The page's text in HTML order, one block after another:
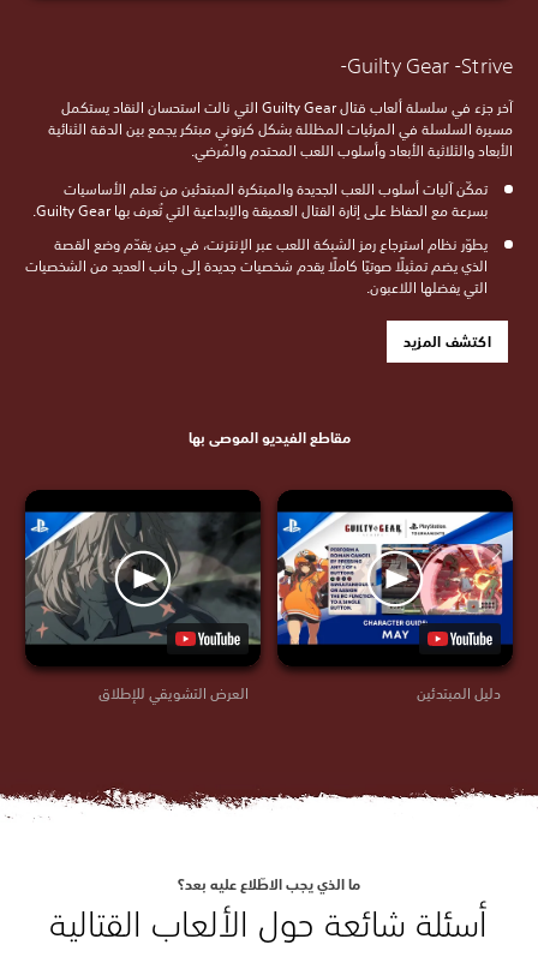
Guilty Gear -Strive-
آخر جزء في سلسلة ألعاب قتال Guilty Gear التي نالت استحسان النقاد يستكمل
مسيرة السلسلة في المرئيات المظللة بشكل كرتوني مبتكر يجمع بين الدقة الثنائية
الأبعاد والثلاثية الأبعاد وأسلوب اللعب المحتدم والمُرضي.
تمكّن آليات أسلوب اللعب الجديدة والمبتكرة المبتدئين من تعلم الأساسيات
بسرعة مع الحفاظ على إثارة القتال العميقة والإبداعية التي تُعرف بها Guilty Gear.
يطوّر نظام استرجاع رمز الشبكة اللعب عبر الإنترنت، في حين يقدّم وضع القصة
الذي يضم تمثيلًا صوتيًا كاملًا يقدم شخصيات جديدة إلى جانب العديد من الشخصيات
التي يفضلها اللاعبون.
اكتشف المزيد
مقاطع الفيديو الموصى بها
العرض التشويقي للإطلاق دليل المبتدئين
ما الذي يجب الاطّلاع عليه بعد؟
أسئلة شائعة حول الألعاب القتالية